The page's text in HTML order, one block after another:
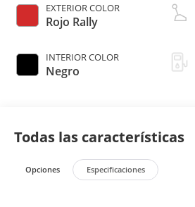
EXTERIOR COLOR
Rojo Rally
INTERIOR COLOR
Negro
Todas las características
Opciones Especificaciones